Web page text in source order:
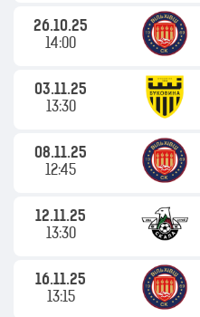
26.10.25
14:00
03.11.25
13:30
08.11.25
12:45
12.11.25
13:30
16.11.25
13:15